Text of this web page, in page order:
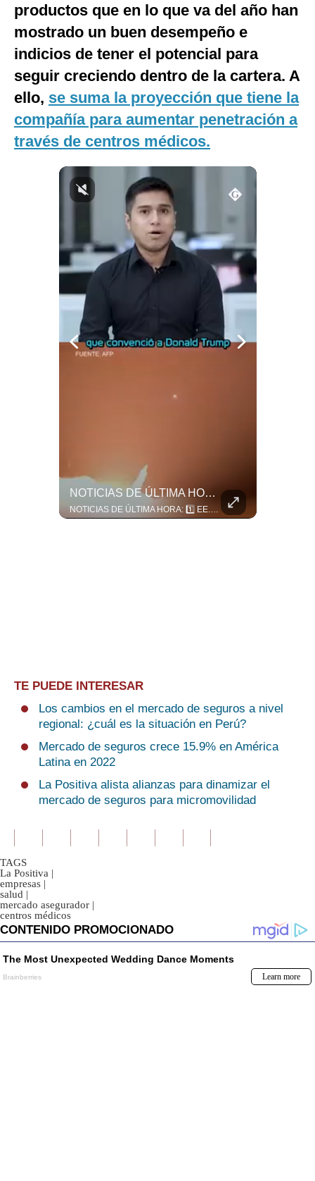
Videos
Fotogalerías
Somos?
Condiciones
Preguntas
productos que en lo que va del año han
mostrado un buen desempeño e
indicios de tener el potencial para
seguir creciendo dentro de la cartera. A
ello, se suma la proyección que tiene la
compañía para aumentar penetración a
través de centros médicos.
NOTICIAS DE ÚLTIMA HORA: EE.UU. Se Queda Sin Misiles En Medio Oriente
NOTICIAS DE ÚLTIMA HORA: 1️⃣ EE.UU.: Habría gastado casi el 80% de sus misiles más avanzados (THAAD), un factor clave en las decisiones de Donald Trump frente a Irán. 2️⃣ Argentina y Brasil: Tensión diplomática escala; Brasil solicita el regreso del embajador argentino tras fuertes declaraciones de Javier Milei. 3️⃣ México: Asesinan al influencer César Gastélum a balazos durante una transmisión en vivo en Culiacán, Sinaloa. 4️⃣ Alemania: Ataque con dron explosivo obliga a suspender el aeropuerto de Leipzig, punto logístico clave de la OTAN para enviar material a Ucrania. ¿Qué noticia te parece la más impactante del día? ¡Te leo en los comentarios! 👇 #EEUU #JavierMilei #CesarGastelum #Alemania #Noticias #UltimaHora #NoticiasDelDia 🚀 ¿Quieres entender el mundo sin ruido? Únete a nuestra comunidad y forma parte del cambio. #GestiónNewsroomLive #NoticiasGlobales #AnálisisGeopolítico #EconomíaMundial #IA #Geopolítica #LatinosEnUSA #NoticiasEnEspañol 👉 Suscríbete y activa la campana para no perderte nuestro análisis diario. 🌎 Síguenos en nuestras redes sociales: 📌 Web oficial: https://gestion.pe/mundo/ 📌 LinkedIn: http://bit.ly/3HYIET0 📌 X (Twitter): http://bit.ly/4noZtX9 📌 TikTok: http://bit.ly/4evB6TO
TE PUEDE INTERESAR
Los cambios en el mercado de seguros a nivel
regional: ¿cuál es la situación en Perú?
Mercado de seguros crece 15.9% en América
Latina en 2022
La Positiva alista alianzas para dinamizar el
mercado de seguros para micromovilidad
TAGS
La Positiva |
empresas |
salud |
mercado asegurador |
centros médicos